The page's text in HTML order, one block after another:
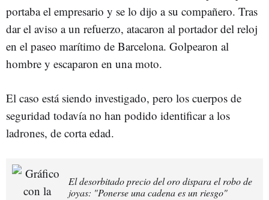
portaba el empresario y se lo dijo a su compañero. Tras
dar el aviso a un refuerzo, atacaron al portador del reloj
en el paseo marítimo de Barcelona. Golpearon al
hombre y escaparon en una moto.
El caso está siendo investigado, pero los cuerpos de
seguridad todavía no han podido identificar a los
ladrones, de corta edad.
El desorbitado precio del oro dispara el robo de
joyas: "Ponerse una cadena es un riesgo"